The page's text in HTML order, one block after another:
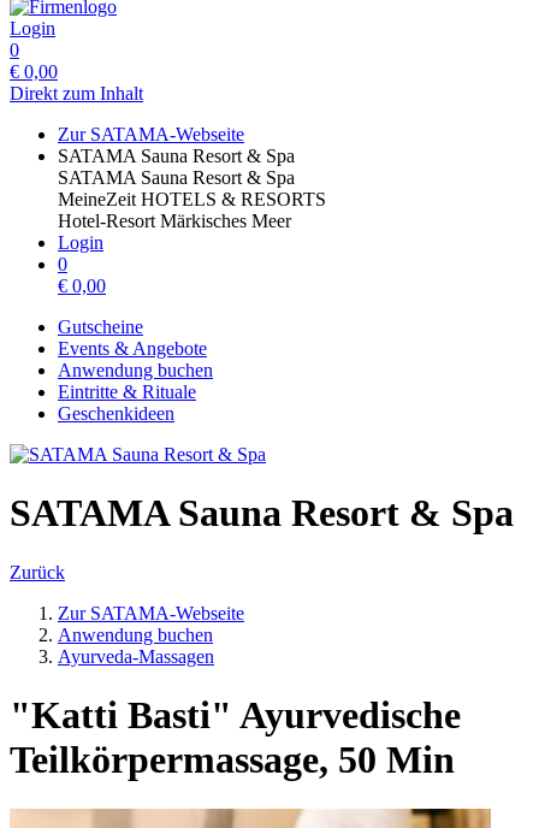
Login
0
€ 0,00
Direkt zum Inhalt
Zur SATAMA-Webseite
SATAMA Sauna Resort & Spa
SATAMA Sauna Resort & Spa
MeineZeit HOTELS & RESORTS
Hotel-Resort Märkisches Meer
Login
0
€ 0,00
Gutscheine
Events & Angebote
Anwendung buchen
Eintritte & Rituale
Geschenkideen
SATAMA Sauna Resort & Spa
Zurück
Zur SATAMA-Webseite
Anwendung buchen
Ayurveda-Massagen
"Katti Basti" Ayurvedische
Teilkörpermassage, 50 Min